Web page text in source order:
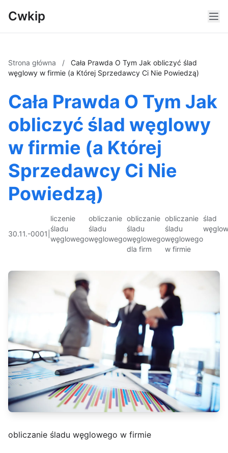
Cwkip
Strona główna /
Cała Prawda O Tym Jak obliczyć ślad
węglowy w firmie (a Której Sprzedawcy Ci Nie Powiedzą)
Cała Prawda O Tym Jak
obliczyć ślad węglowy
w firmie (a Której
Sprzedawcy Ci Nie
Powiedzą)
30.11.-0001
liczenie
śladu
węglowego
obliczanie
śladu
węglowego
obliczanie
śladu
węglowego
dla firm
obliczanie
śladu
węglowego
w firmie
ślad
obliczanie śladu węglowego w firmie